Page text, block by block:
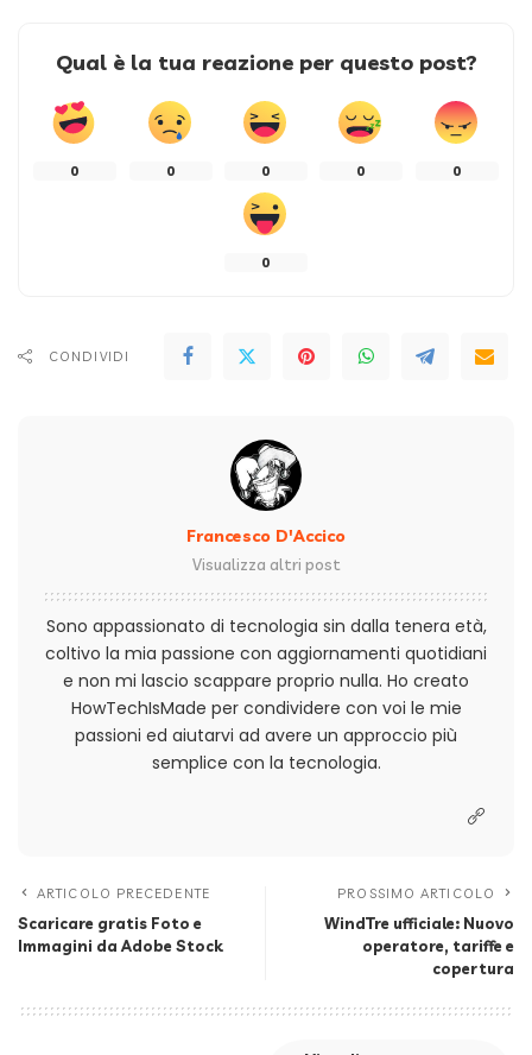
Qual è la tua reazione per questo post?
0 0 0 0 0
0
CONDIVIDI
Francesco D'Accico
Visualizza altri post
Sono appassionato di tecnologia sin dalla tenera età,
coltivo la mia passione con aggiornamenti quotidiani
e non mi lascio scappare proprio nulla. Ho creato
HowTechIsMade per condividere con voi le mie
passioni ed aiutarvi ad avere un approccio più
semplice con la tecnologia.
ARTICOLO PRECEDENTE
Scaricare gratis Foto e
Immagini da Adobe Stock
PROSSIMO ARTICOLO
WindTre ufficiale: Nuovo
operatore, tariffe e
copertura